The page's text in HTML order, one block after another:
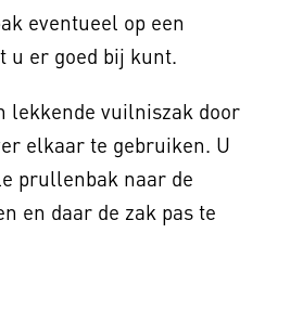
eventueel op een
u er goed bij kunt.
lekkende vuilniszak door
elkaar te gebruiken. U
prullenbak naar de
en daar de zak pas te